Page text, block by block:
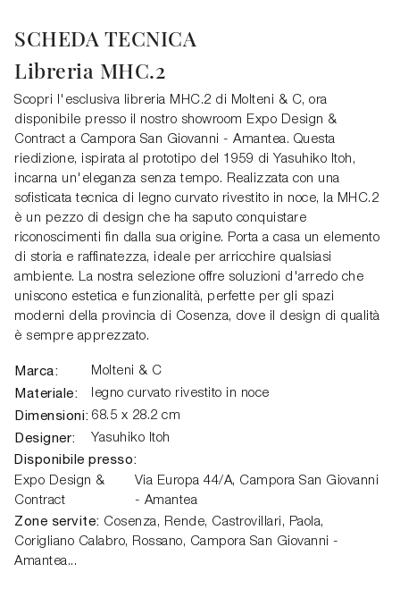
SCHEDA TECNICA
Libreria MHC.2
Scopri l'esclusiva libreria MHC.2 di Molteni & C, ora
disponibile presso il nostro showroom Expo Design &
Contract a Campora San Giovanni - Amantea. Questa
riedizione, ispirata al prototipo del 1959 di Yasuhiko Itoh,
incarna un'eleganza senza tempo. Realizzata con una
sofisticata tecnica di legno curvato rivestito in noce, la MHC.2
è un pezzo di design che ha saputo conquistare
riconoscimenti fin dalla sua origine. Porta a casa un elemento
di storia e raffinatezza, ideale per arricchire qualsiasi
ambiente. La nostra selezione offre soluzioni d'arredo che
uniscono estetica e funzionalità, perfette per gli spazi
moderni della provincia di Cosenza, dove il design di qualità
è sempre apprezzato.
Marca: Molteni & C
Materiale: legno curvato rivestito in noce
Dimensioni: 68.5 x 28.2 cm
Designer: Yasuhiko Itoh
Disponibile presso:
Expo Design &
Contract
Via Europa 44/A, Campora San Giovanni
- Amantea
Zone servite: Cosenza, Rende, Castrovillari, Paola,
Corigliano Calabro, Rossano, Campora San Giovanni -
Amantea...